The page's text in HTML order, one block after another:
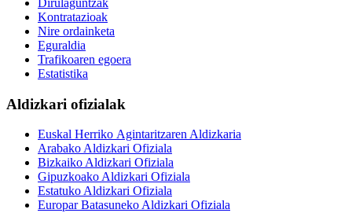
Dirulaguntzak
Kontratazioak
Nire ordainketa
Eguraldia
Trafikoaren egoera
Estatistika
Aldizkari ofizialak
Euskal Herriko Agintaritzaren Aldizkaria
Arabako Aldizkari Ofiziala
Bizkaiko Aldizkari Ofiziala
Gipuzkoako Aldizkari Ofiziala
Estatuko Aldizkari Ofiziala
Europar Batasuneko Aldizkari Ofiziala